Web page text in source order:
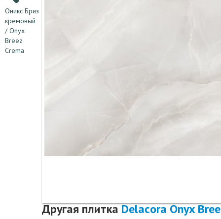
Оникс Бриз
кремовый
/ Onyx
Breez
Crema
Другая плиткаDelacora Onyx